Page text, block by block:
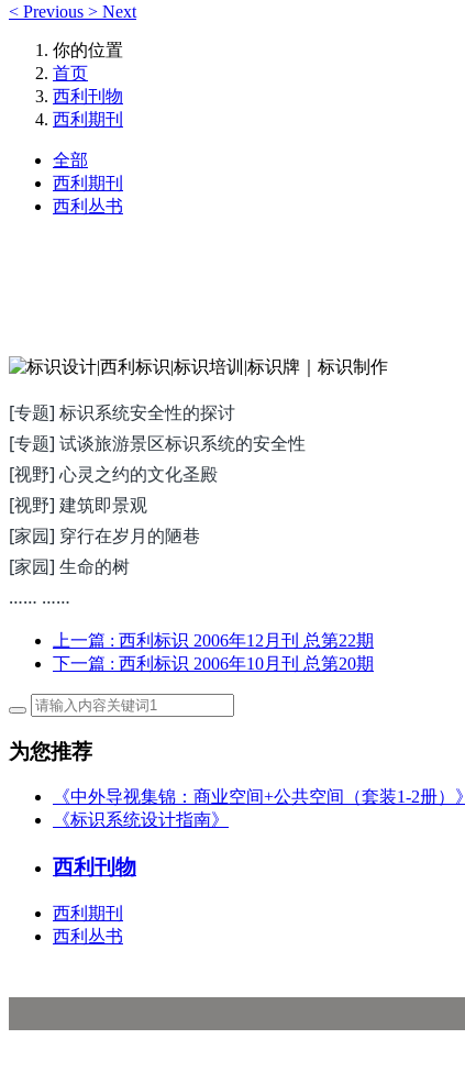
< Previous > Next
你的位置
首页
西利刊物
西利期刊
全部
西利期刊
西利丛书
[专题] 标识系统安全性的探讨
[专题] 试谈旅游景区标识系统的安全性
[视野] 心灵之约的文化圣殿
[视野] 建筑即景观
[家园] 穿行在岁月的陋巷
[家园] 生命的树
…… ……
上一篇 : 西利标识 2006年12月刊 总第22期
下一篇 : 西利标识 2006年10月刊 总第20期
为您推荐
《中外导视集锦：商业空间+公共空间（套装1-2册）》
《标识系统设计指南》
西利刊物
西利期刊
西利丛书